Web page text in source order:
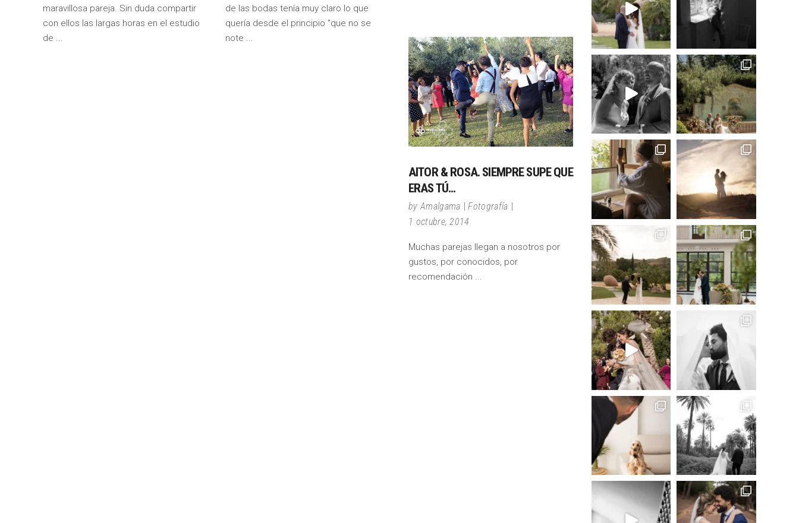
maravillosa pareja. Sin duda compartir
con ellos las largas horas en el estudio
de
de las bodas tenía muy claro lo que
quería desde el principio "que no se
note
AITOR & ROSA. SIEMPRE SUPE QUE
ERAS TÚ…
byAmalgama
Fotografía
1 octubre, 2014
Muchas parejas llegan a nosotros por
gustos, por conocidos, por
recomendación